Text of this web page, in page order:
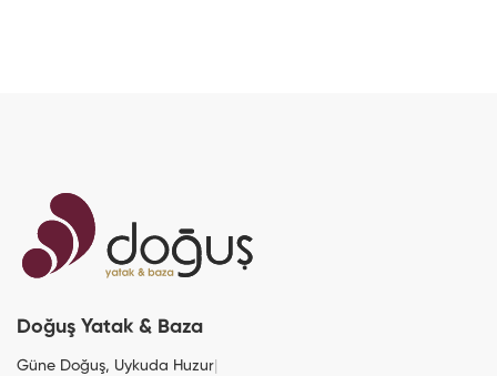
Doğuş Yatak & Baza
Güne Doğuş, Uykuda Huzur